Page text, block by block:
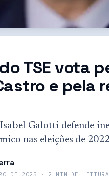
TSE vota
e pela
Galotti defende
nas eleições de 2022
DE 2025 · 2 MIN DE LEITURA